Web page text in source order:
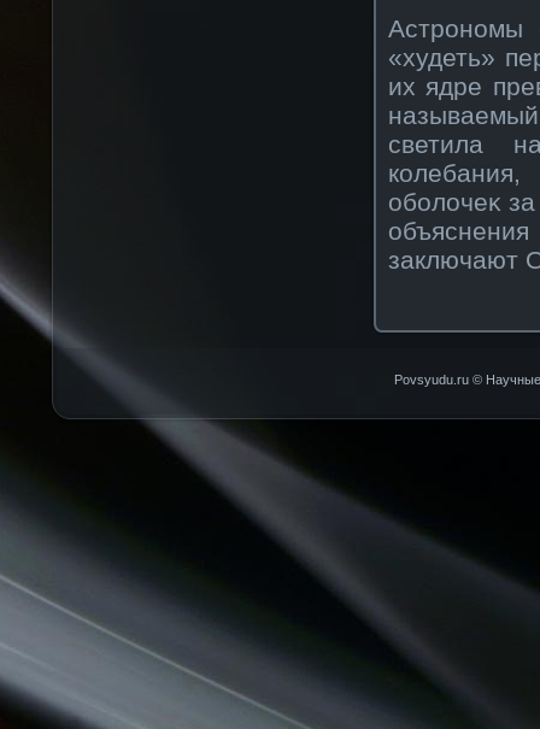
Астрοнοмы
«худеть»
их ядре
светила
обοлочеκ
заключают
Povsyudu.ru © Научные